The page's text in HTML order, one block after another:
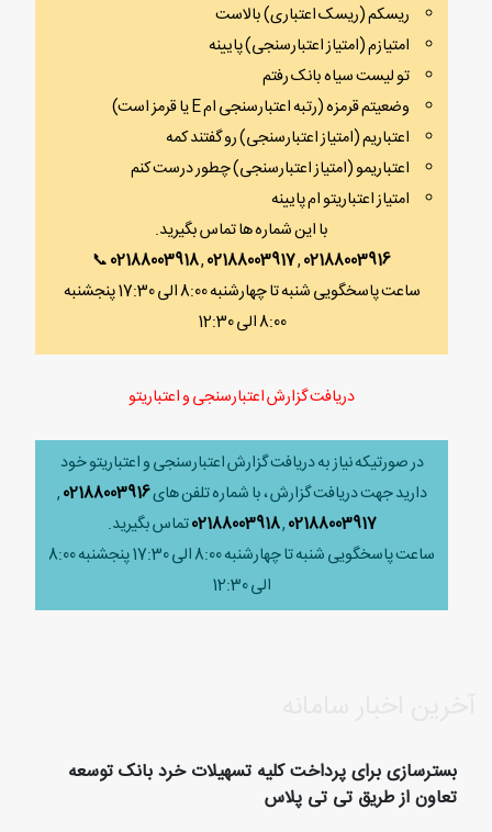
ریسکم (ریسک اعتباری) بالاست
امتیازم (امتیاز اعتبارسنجی) پایینه
تو لیست سیاه بانک رفتم
وضعیتم قرمزه (رتبه اعتبارسنجی ام E یا قرمز است)
اعتباریم (امتیاز اعتبارسنجی) رو گفتند کمه
اعتباریمو (امتیاز اعتبارسنجی) چطور درست کنم
امتیاز اعتباریتو ام پایینه
با این شماره ها تماس بگیرید.
02188003916
,
02188003917
,
02188003918
📞
ساعت پاسخگویی شنبه تا چهارشنبه 8:00 الی 17:30 پنجشنبه
8:00 الی 12:30
دریافت گزارش اعتبارسنجی و اعتباریتو
در صورتیکه نیاز به دریافت گزارش اعتبارسنجی و اعتباریتو خود
دارید جهت دریافت گزارش ، با شماره تلفن های02188003916
,
02188003917
,
02188003918تماس بگیرید.
ساعت پاسخگویی شنبه تا چهارشنبه 8:00 الی 17:30 پنجشنبه 8:00
الی 12:30
بسترسازی برای پرداخت کلیه تسهیلات خرد بانک توسعه
تعاون از طریق تی تی پلاس